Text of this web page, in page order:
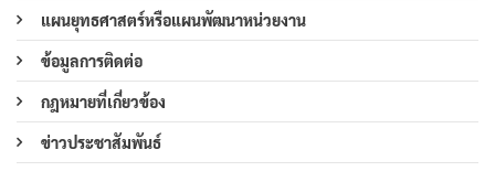
แผนยุทธศาสตร์หรือแผนพัฒนาหน่วยงาน
ข้อมูลการติดต่อ
กฎหมายที่เกี่ยวข้อง
ข่าวประชาสัมพันธ์